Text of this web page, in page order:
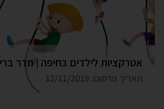
תאריך פרסום: 12/11/2019